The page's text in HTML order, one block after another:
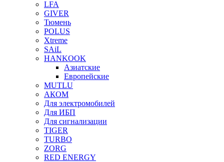
LFA
GIVER
Тюмень
POLUS
Xtreme
SAiL
HANKOOK
Азиатские
Европейские
MUTLU
АКОМ
Для электромобилей
Для ИБП
Для сигнализации
TIGER
TURBO
ZORG
RED ENERGY